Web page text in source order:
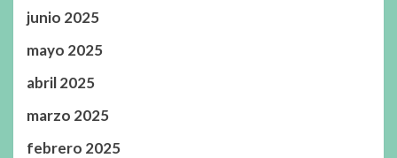
junio 2025
mayo 2025
abril 2025
marzo 2025
febrero 2025